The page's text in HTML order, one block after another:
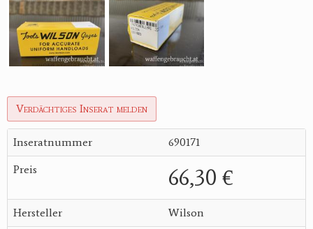
Verdächtiges Inserat melden
Inseratnummer 690171
Preis 66,30 €
Hersteller Wilson